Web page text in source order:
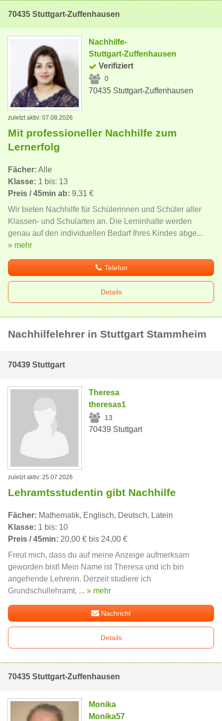
70435 Stuttgart-Zuffenhausen
Nachhilfe-
Stuttgart-Zuffenhausen
Verifiziert
0
70435 Stuttgart-Zuffenhausen
zuletzt aktiv: 07.08.2026
Mit professioneller Nachhilfe zum
Lernerfolg
Fächer: Alle
Klasse: 1 bis: 13
Preis / 45min ab: 9,31 €
Wir bieten Nachhilfe für Schülerinnen und Schüler aller
Klassen- und Schularten an. Die Lerninhalte werden
genau auf den individuellen Bedarf Ihres Kindes abge...
» mehr
Telefon
Details
Nachhilfelehrer in Stuttgart Stammheim
70439 Stuttgart
Theresa
theresas1
13
70439 Stuttgart
zuletzt aktiv: 25.07.2026
Lehramtsstudentin gibt Nachhilfe
Fächer: Mathematik, Englisch, Deutsch, Latein
Klasse: 1 bis: 10
Preis / 45min: 20,00 € bis 24,00 €
Freut mich, dass du auf meine Anzeige aufmerksam
geworden bist! Mein Name ist Theresa und ich bin
angehende Lehrerin. Derzeit studiere ich
Grundschullehramt, ... » mehr
Nachricht
Details
70435 Stuttgart-Zuffenhausen
Monika
Monika57